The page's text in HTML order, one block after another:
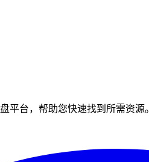
平台，帮助您快速找到所需资源。